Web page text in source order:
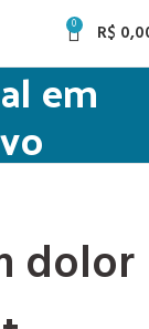
0 R$
em
dolor